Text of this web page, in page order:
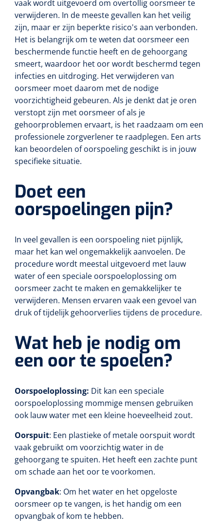
vaak wordt uitgevoerd om overtollig oorsmeer te
verwijderen. In de meeste gevallen kan het veilig
zijn, maar er zijn beperkte risico's aan verbonden.
Het is belangrijk om te weten dat oorsmeer een
beschermende functie heeft en de gehoorgang
smeert, waardoor het oor wordt beschermd tegen
infecties en uitdroging. Het verwijderen van
oorsmeer moet daarom met de nodige
voorzichtigheid gebeuren. Als je denkt dat je oren
verstopt zijn met oorsmeer of als je
gehoorproblemen ervaart, is het raadzaam om een
professionele zorgverlener te raadplegen. Een arts
kan beoordelen of oorspoeling geschikt is in jouw
specifieke situatie.
Doet een
oorspoelingen pijn?
In veel gevallen is een oorspoeling niet pijnlijk,
maar het kan wel ongemakkelijk aanvoelen. De
procedure wordt meestal uitgevoerd met lauw
water of een speciale oorspoeloplossing om
oorsmeer zacht te maken en gemakkelijker te
verwijderen. Mensen ervaren vaak een gevoel van
druk of tijdelijk gehoorverlies tijdens de procedure.
Wat heb je nodig om
een oor te spoelen?
Oorspoeloplossing: Dit kan een speciale
oorspoeloplossing mommige mensen gebruiken
ook lauw water met een kleine hoeveelheid zout.
Oorspuit: Een plastieke of metale oorspuit wordt
vaak gebruikt om voorzichtig water in de
gehoorgang te spuiten. Het heeft een zachte punt
om schade aan het oor te voorkomen.
Opvangbak: Om het water en het opgeloste
oorsmeer op te vangen, is het handig om een
opvangbak of kom te hebben.